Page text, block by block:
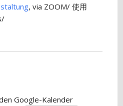
, via ZOOM/ 使用
Google-Kalender